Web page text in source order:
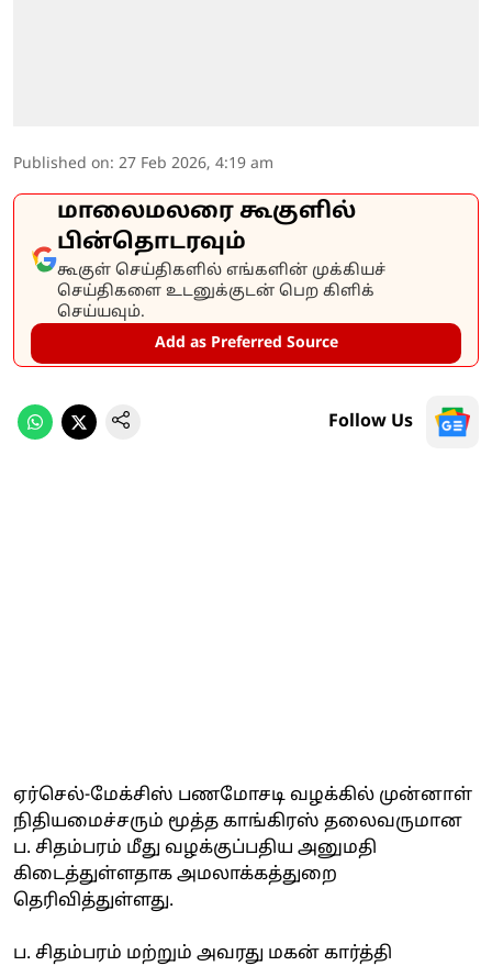
Published on: 27 Feb 2026, 4:19 am
மாலைமலரை கூகுளில்
பின்தொடரவும்
கூகுள் செய்திகளில் எங்களின் முக்கியச்
செய்திகளை உடனுக்குடன் பெற கிளிக்
செய்யவும்.
Add as Preferred Source
Follow Us
ஏர்செல்-மேக்சிஸ் பணமோசடி வழக்கில் முன்னாள்
நிதியமைச்சரும் மூத்த காங்கிரஸ் தலைவருமான
ப. சிதம்பரம் மீது வழக்குப்பதிய அனுமதி
கிடைத்துள்ளதாக அமலாக்கத்துறை
தெரிவித்துள்ளது.
ப. சிதம்பரம் மற்றும் அவரது மகன் கார்த்தி